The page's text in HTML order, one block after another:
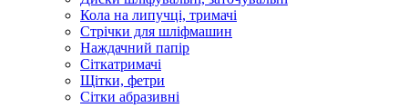
Абразивний
Губки, бруски
Диски шліфувальні, заточувальні
Кола на липучці, тримачі
Стрічки для шліфмашин
Наждачний папір